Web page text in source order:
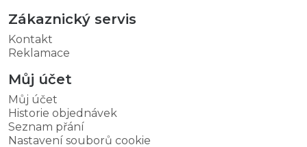
Zákaznický servis
Kontakt
Reklamace
Můj účet
Můj účet
Historie objednávek
Seznam přání
Nastavení souborů cookie